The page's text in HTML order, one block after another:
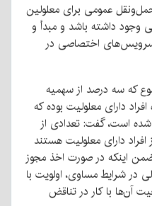
عمومی برای معلولین
وجود داشته باشد و مبدأ و
اختصاصی در
که سه درصد از سهمیه
دارای معلولیت بوده که
شده است، گفت: تعدادی از
دارای معلولیت هستند
اینکه در صورت اخذ مجوز
در شرایط مساوی، اولویت با
آن‌ها با کار در تناقض